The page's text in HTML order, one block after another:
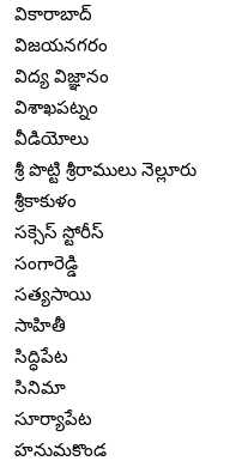
వికారాబాద్
విజయనగరం
విద్య విజ్ఞానం
విశాఖపట్నం
వీడియోలు
శ్రీ పొట్టి శ్రీరాములు నెల్లూరు
శ్రీకాకుళం
సక్సెస్ స్టోరీస్
సంగారెడ్డి
సత్యసాయి
సాహితీ
సిద్ధిపేట
సినిమా
సూర్యాపేట
హనుమకొండ